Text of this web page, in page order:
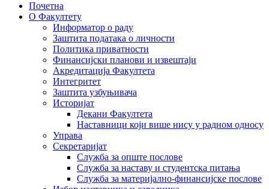
Почетна
О Факултету
Информатор о раду
Заштита података о личности
Политика приватности
Финансијски планови и извештаји
Акредитација Факултета
Интегритет
Заштита узбуњивача
Историјат
Декани Факултета
Наставници који више нису у радном односу
Управа
Секретаријат
Служба за опште послове
Служба за наставу и студентска питања
Служба за материјално-финансијске послове